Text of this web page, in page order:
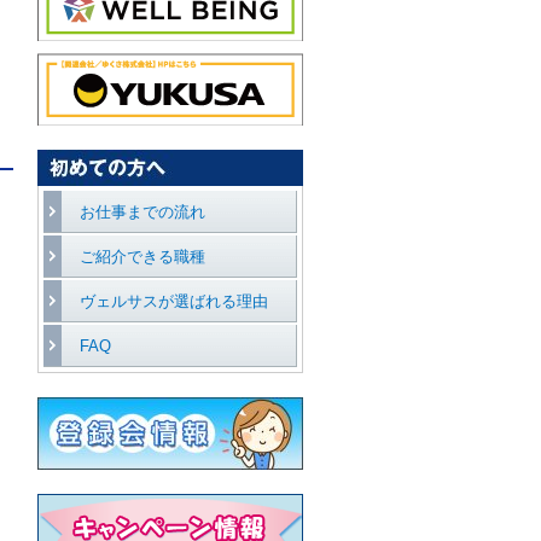
お仕事までの流れ
ご紹介できる職種
ヴェルサスが選ばれる理由
FAQ